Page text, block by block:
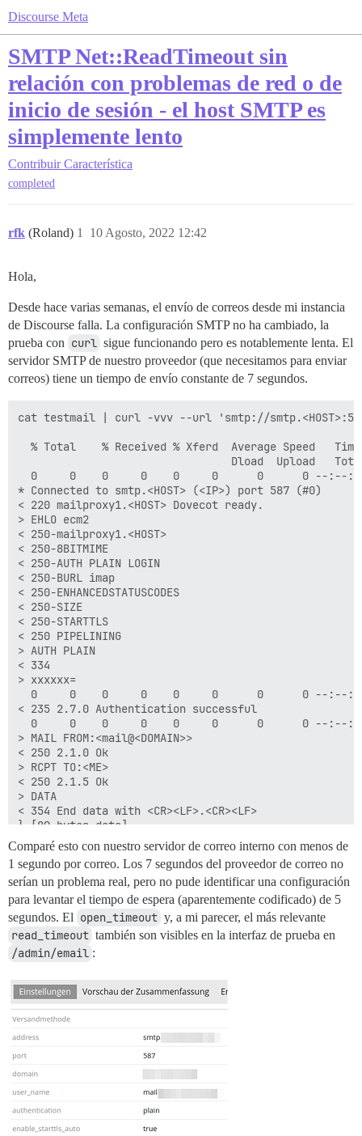
Discourse Meta
SMTP Net::ReadTimeout sin
relación con problemas de red o de
inicio de sesión - el host SMTP es
simplemente lento
Contribuir Característica
completed
rfk (Roland) 10 Agosto, 2022 12:42
1
Hola,
Desde hace varias semanas, el envío de correos desde mi instancia
de Discourse falla. La configuración SMTP no ha cambiado, la
prueba con curl sigue funcionando pero es notablemente lenta. El
servidor SMTP de nuestro proveedor (que necesitamos para enviar
correos) tiene un tiempo de envío constante de 7 segundos.
cat testmail | curl -vvv --url 'smtp://smtp.<HOST>:587'
% Total    % Received % Xferd  Average Speed
Dload  Upload
0     0    0     0    0     0      0      0 --:--
* Connected to smtp.<HOST> (<IP>) port 587 (#0)
< 220 mailproxy1.<HOST> Dovecot ready.
> EHLO ecm2
< 250-mailproxy1.<HOST>
< 250-8BITMIME
< 250-AUTH PLAIN LOGIN
< 250-BURL imap
< 250-ENHANCEDSTATUSCODES
< 250-SIZE
< 250-STARTTLS
< 250 PIPELINING
> AUTH PLAIN
< 334
> xxxxxx=
0     0    0     0    0     0      0      0 --:--
< 235 2.7.0 Authentication successful
0     0    0     0    0     0      0      0 --:--
> MAIL FROM:<mail@<DOMAIN>>
< 250 2.1.0 Ok
> RCPT TO:<ME>
< 250 2.1.5 Ok
> DATA
< 354 End data with <CR><LF>.<CR><LF>
} [89 bytes data]
100    89    0     0    0    89      0     11 --:--
< 250 2.0.0 Ok: queued as 356C3288C85
100    89    0     0    0    89      0     11 --:--
Comparé esto con nuestro servidor de correo interno con menos de
1 segundo por correo. Los 7 segundos del proveedor de correo no
serían un problema real, pero no pude identificar una configuración
para levantar el tiempo de espera (aparentemente codificado) de 5
segundos. El open_timeout y, a mi parecer, el más relevante
read_timeout también son visibles en la interfaz de prueba en
/admin/email :